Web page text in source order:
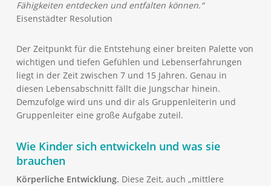
Fähigkeiten entdecken und entfalten können.“
Eisenstädter Resolution
Der Zeitpunkt für die Entstehung einer breiten Palette von
wichtigen und tiefen Gefühlen und Lebenserfahrungen
liegt in der Zeit zwischen 7 und 15 Jahren. Genau in
diesen Lebensabschnitt fällt die Jungschar hinein.
Demzufolge wird uns und dir als Gruppenleiterin und
Gruppenleiter eine große Aufgabe zuteil.
Wie Kinder sich entwickeln und was sie
brauchen
Körperliche Entwicklung. Diese Zeit, auch „mittlere